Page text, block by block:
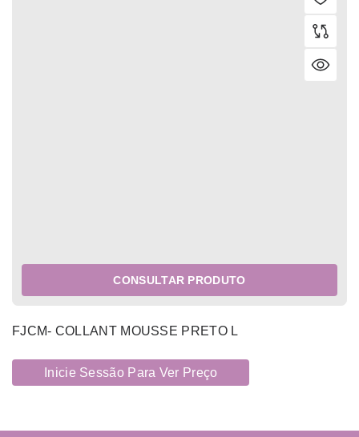
CONSULTAR PRODUTO
FJCM- COLLANT MOUSSE PRETO L
Inicie Sessão Para Ver Preço